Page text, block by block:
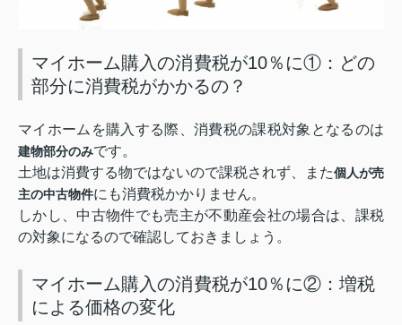
マイホーム購入の消費税が10％に①：どの
部分に消費税がかかるの？
マイホームを購入する際、消費税の課税対象となるのは
建物部分のみです。
土地は消費する物ではないので課税されず、また個人が売
主の中古物件にも消費税かかりません。
しかし、中古物件でも売主が不動産会社の場合は、課税
の対象になるので確認しておきましょう。
マイホーム購入の消費税が10％に②：増税
による価格の変化